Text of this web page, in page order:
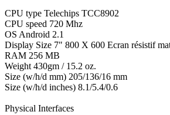
CPU type Telechips TCC8902
CPU speed 720 Mhz
OS Android 2.1
Display Size 7" 800 X 600 Ecran résistif
RAM 256 MB
Weight 430gm / 15.2 oz.
Size (w/h/d mm) 205/136/16 mm
Size (w/h/d inches) 8.1/5.4/0.6
Physical Interfaces